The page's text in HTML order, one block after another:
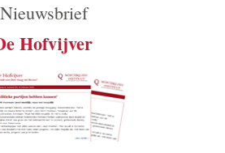
Nieuwsbrief
Hofvijver